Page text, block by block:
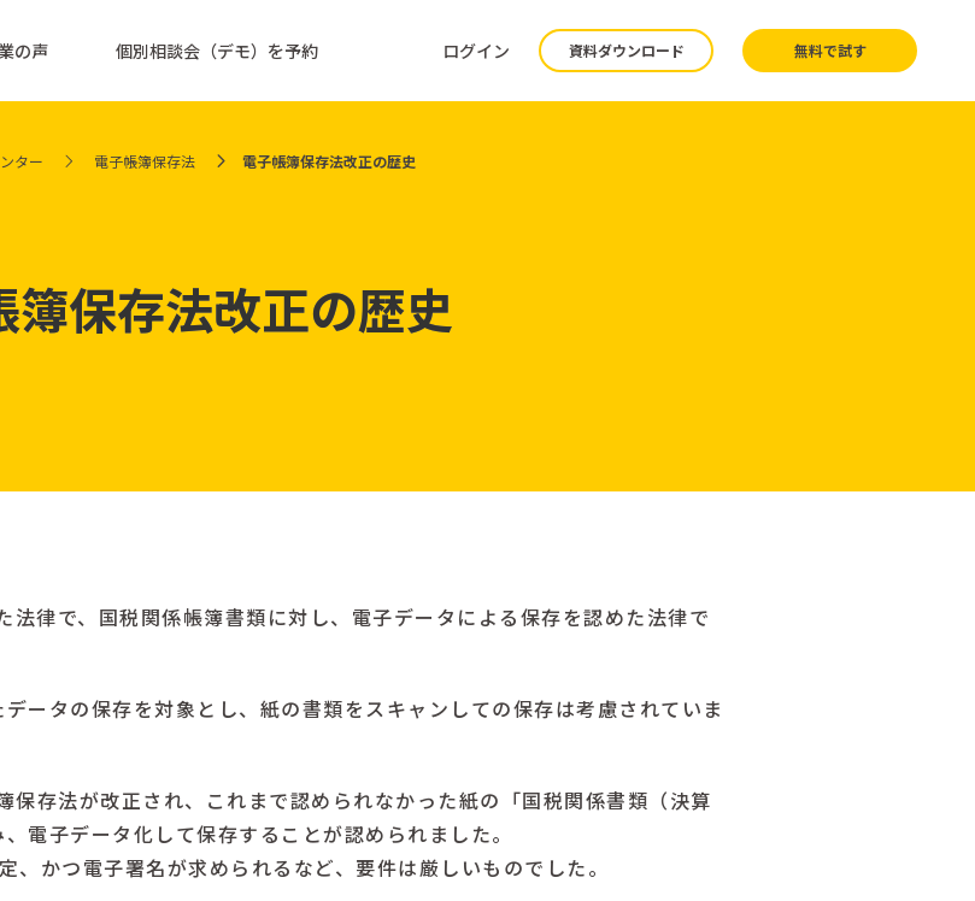
の声 個別相談会（デモ）を予約 ログイン 資料ダウンロード 無料で試す
簿保存法改正の歴史
ター 電子帳簿保存法 電子帳簿保存法改正の歴史
律で、国税関係帳簿書類に対し、電子データによる保存を認めた法律で
ータの保存を対象とし、紙の書類をスキャンしての保存は考慮されていま
存法が改正され、これまで認められなかった紙の「国税関係書類（決算
電子データ化して保存することが認められました。
かつ電子署名が求められるなど、要件は厳しいものでした。